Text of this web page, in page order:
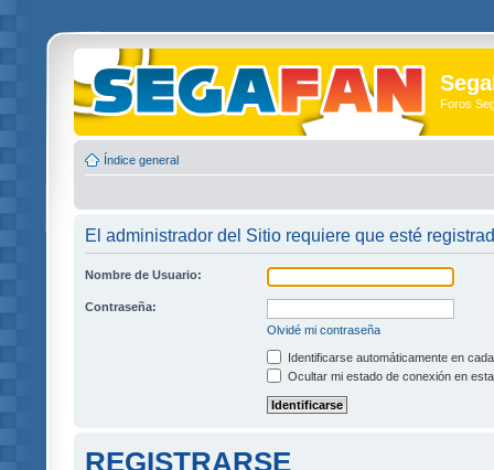
Foros
Índice general
El administrador del Sitio requiere que esté
Nombre de Usuario:
Contraseña:
Olvidé mi contraseña
Identificarse automáticamente en
Ocultar mi estado de conexión en
REGISTRARSE